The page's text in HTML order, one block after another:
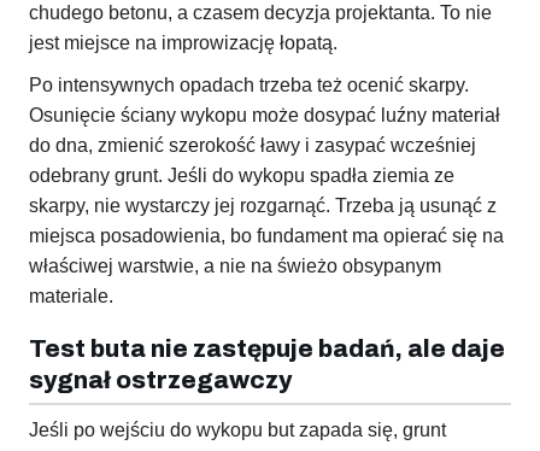
chudego betonu, a czasem decyzja projektanta. To nie
jest miejsce na improwizację łopatą.
Po intensywnych opadach trzeba też ocenić skarpy.
Osunięcie ściany wykopu może dosypać luźny materiał
do dna, zmienić szerokość ławy i zasypać wcześniej
odebrany grunt. Jeśli do wykopu spadła ziemia ze
skarpy, nie wystarczy jej rozgarnąć. Trzeba ją usunąć z
miejsca posadowienia, bo fundament ma opierać się na
właściwej warstwie, a nie na świeżo obsypanym
materiale.
Test buta nie zastępuje badań, ale daje
sygnał ostrzegawczy
Jeśli po wejściu do wykopu but zapada się, grunt